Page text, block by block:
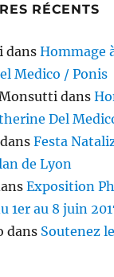
RÉCENTS
dansHommage
Medico / Ponis
dans
Del
dansFesta
de Lyon
Exposition
1er au 8 juin
dans Soutenez